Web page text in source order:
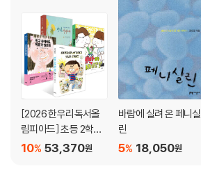
[2026 한우리독서올
림피아드] 초등 2학년
필독서 세트53,370원
10%
바람에 실려 온 페니실
린
18,050원
5%